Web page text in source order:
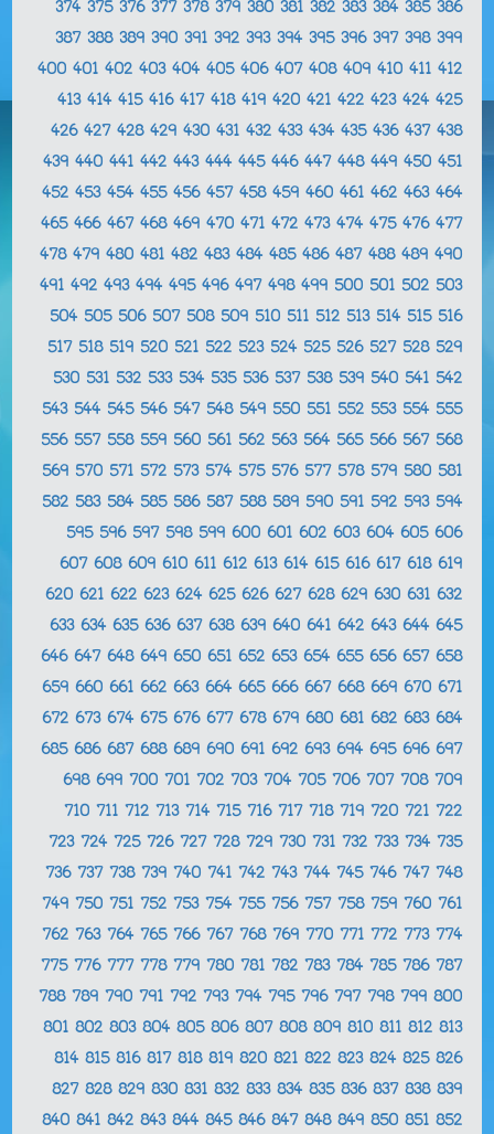
374 375 376 377 378 379 380 381 382 383 384 385 386
387 388 389 390 391 392 393 394 395 396 397 398 399
400 401 402 403 404 405 406 407 408 409 410 411 412
413 414 415 416 417 418 419 420 421 422 423 424 425
426 427 428 429 430 431 432 433 434 435 436 437 438
439 440 441 442 443 444 445 446 447 448 449 450 451
452 453 454 455 456 457 458 459 460 461 462 463 464
465 466 467 468 469 470 471 472 473 474 475 476 477
478 479 480 481 482 483 484 485 486 487 488 489 490
491 492 493 494 495 496 497 498 499 500 501 502 503
504 505 506 507 508 509 510 511 512 513 514 515 516
517 518 519 520 521 522 523 524 525 526 527 528 529
530 531 532 533 534 535 536 537 538 539 540 541 542
543 544 545 546 547 548 549 550 551 552 553 554 555
556 557 558 559 560 561 562 563 564 565 566 567 568
569 570 571 572 573 574 575 576 577 578 579 580 581
582 583 584 585 586 587 588 589 590 591 592 593 594
595 596 597 598 599 600 601 602 603 604 605 606
607 608 609 610 611 612 613 614 615 616 617 618 619
620 621 622 623 624 625 626 627 628 629 630 631 632
633 634 635 636 637 638 639 640 641 642 643 644 645
646 647 648 649 650 651 652 653 654 655 656 657 658
659 660 661 662 663 664 665 666 667 668 669 670 671
672 673 674 675 676 677 678 679 680 681 682 683 684
685 686 687 688 689 690 691 692 693 694 695 696 697
698 699 700 701 702 703 704 705 706 707 708 709
710 711 712 713 714 715 716 717 718 719 720 721 722
723 724 725 726 727 728 729 730 731 732 733 734 735
736 737 738 739 740 741 742 743 744 745 746 747 748
749 750 751 752 753 754 755 756 757 758 759 760 761
762 763 764 765 766 767 768 769 770 771 772 773 774
775 776 777 778 779 780 781 782 783 784 785 786 787
788 789 790 791 792 793 794 795 796 797 798 799 800
801 802 803 804 805 806 807 808 809 810 811 812 813
814 815 816 817 818 819 820 821 822 823 824 825 826
827 828 829 830 831 832 833 834 835 836 837 838 839
840 841 842 843 844 845 846 847 848 849 850 851 852